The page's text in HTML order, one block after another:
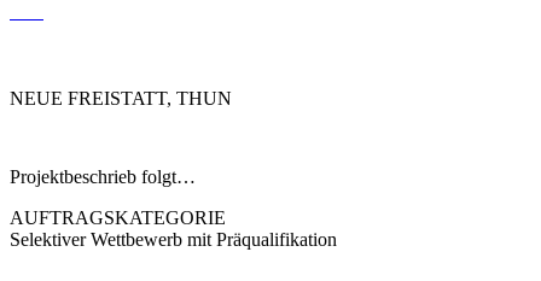
NEUE FREISTATT, THUN
Projektbeschrieb folgt…
AUFTRAGSKATEGORIE
Selektiver Wettbewerb mit Präqualifikation